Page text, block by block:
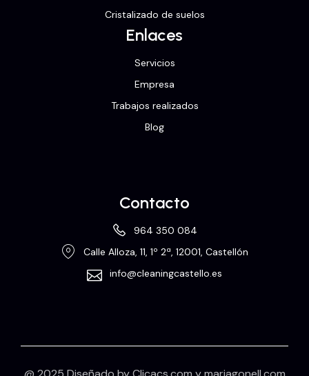
Cristalizado de suelos
Enlaces
Servicios
Empresa
Trabajos realizados
Blog
Contacto
964 350 084
Calle Alloza, 11, 1º 2ª, 12001, Castellón
info@cleaningcastello.es